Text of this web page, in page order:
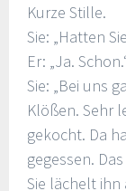
Kurze Stille.
Sie: „Hatten
Er: „Ja.
Sie: „Bei uns
Klößen. Sehr
gekocht. Da
gegessen.
Sie lächelt ihn